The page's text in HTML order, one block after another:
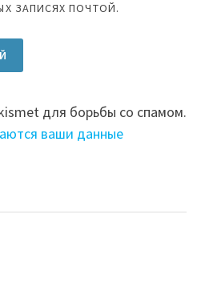
ЗАПИСЯХ ПОЧТОЙ.
для борьбы со спамом.
ваши данные